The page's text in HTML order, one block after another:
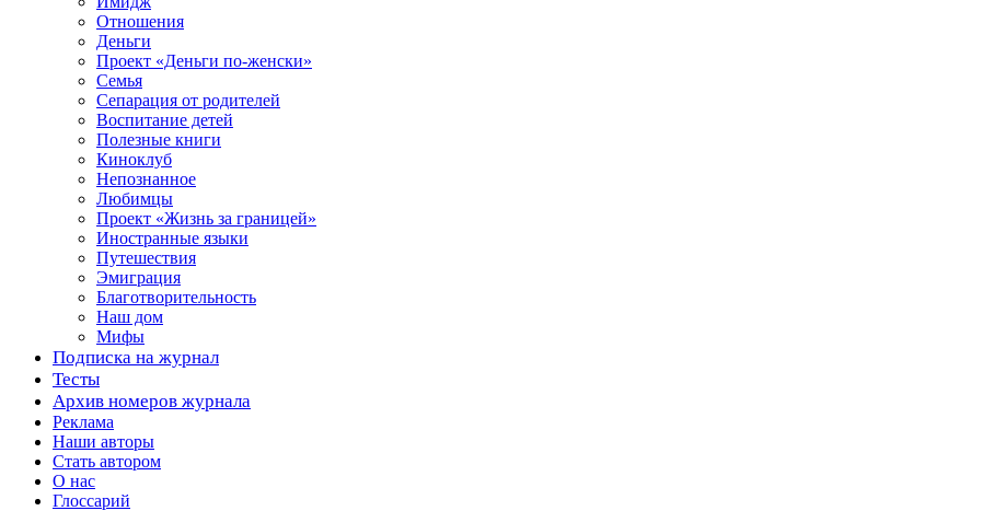
Отношения
Деньги
Проект «Деньги по-женски»
Семья
Сепарация от родителей
Воспитание детей
Полезные книги
Киноклуб
Непознанное
Любимцы
Проект «Жизнь за границей»
Иностранные языки
Путешествия
Эмиграция
Благотворительность
Наш дом
Мифы
Подписка на журнал
Тесты
Архив номеров журнала
Реклама
Наши авторы
Стать автором
О нас
Глоссарий